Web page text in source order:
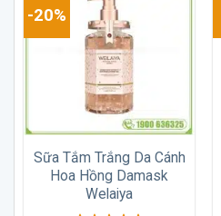
-20%
Sữa Tắm Trắng Da Cánh
Hoa Hồng Damask
Welaiya